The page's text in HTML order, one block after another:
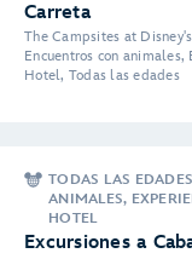
Carreta
The Campsites at
Encuentros con
Hotel, Todas las edades
TODAS LAS
ANIMALES,
HOTEL
Excursiones a